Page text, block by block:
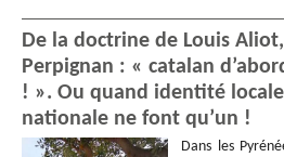
De la doctrine de Louis
Perpignan : « catalan
! ». Ou quand identité
nationale ne font qu’un !
Dans les